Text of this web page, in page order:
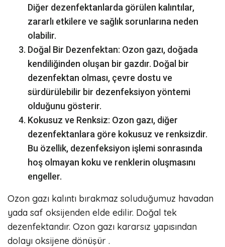
Diğer dezenfektanlarda görülen kalıntılar,
zararlı etkilere ve sağlık sorunlarına neden
olabilir.
Doğal Bir Dezenfektan: Ozon gazı, doğada
kendiliğinden oluşan bir gazdır. Doğal bir
dezenfektan olması, çevre dostu ve
sürdürülebilir bir dezenfeksiyon yöntemi
olduğunu gösterir.
Kokusuz ve Renksiz: Ozon gazı, diğer
dezenfektanlara göre kokusuz ve renksizdir.
Bu özellik, dezenfeksiyon işlemi sonrasında
hoş olmayan koku ve renklerin oluşmasını
engeller.
Ozon gazı kalıntı bırakmaz soluduğumuz havadan
yada saf oksijenden elde edilir. Doğal tek
dezenfektandır. Ozon gazı kararsız yapısından
dolayı oksijene dönüşür .